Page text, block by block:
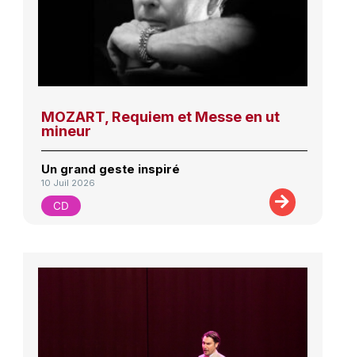
MOZART, Requiem et Messe en ut
mineur
Un grand geste inspiré
10 Juil 2026
CD